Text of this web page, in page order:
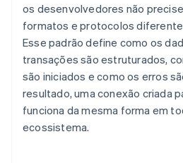
os desenvolvedores não
formatos e protocolos
Esse padrão define como os
transações são estruturados,
são iniciados e como os erros
resultado, uma conexão criada
funciona da mesma forma em
ecossistema.